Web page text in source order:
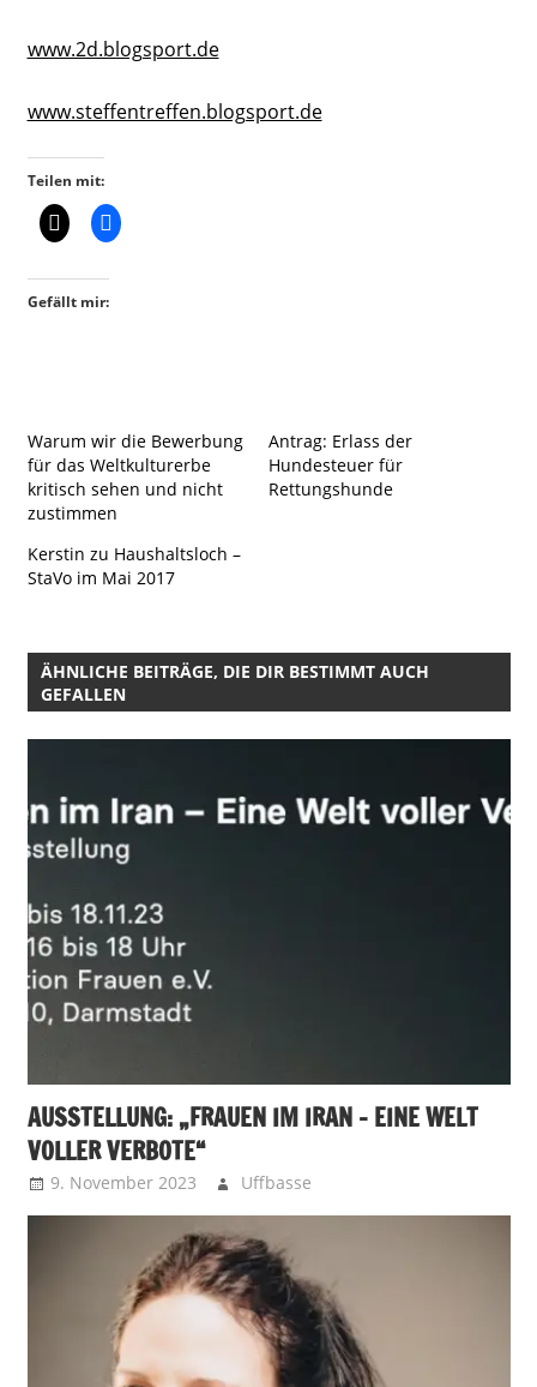
www.2d.blogsport.de
www.steffentreffen.blogsport.de
Teilen mit:
Gefällt mir:
Warum wir die Bewerbung
für das Weltkulturerbe
kritisch sehen und nicht
zustimmen
Antrag: Erlass der
Hundesteuer für
Rettungshunde
Kerstin zu Haushaltsloch –
StaVo im Mai 2017
ÄHNLICHE BEITRÄGE, DIE DIR BESTIMMT AUCH
GEFALLEN
AUSSTELLUNG: „FRAUEN IM IRAN – EINE WELT
VOLLER VERBOTE“
9. November 2023 Uffbasse